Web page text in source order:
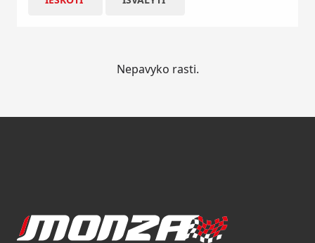
Nepavyko rasti.